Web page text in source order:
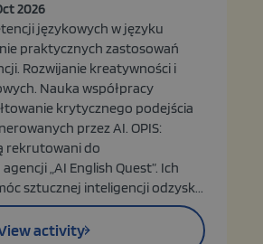
2026
językowych w języku
praktycznych zastosowań
Rozwijanie kreatywności i
Nauka współpracy
krytycznego podejścia
przez AI. OPIS:
rekrutowani do
„AI English Quest”. Ich
sztucznej inteligencji odzysk...
activity